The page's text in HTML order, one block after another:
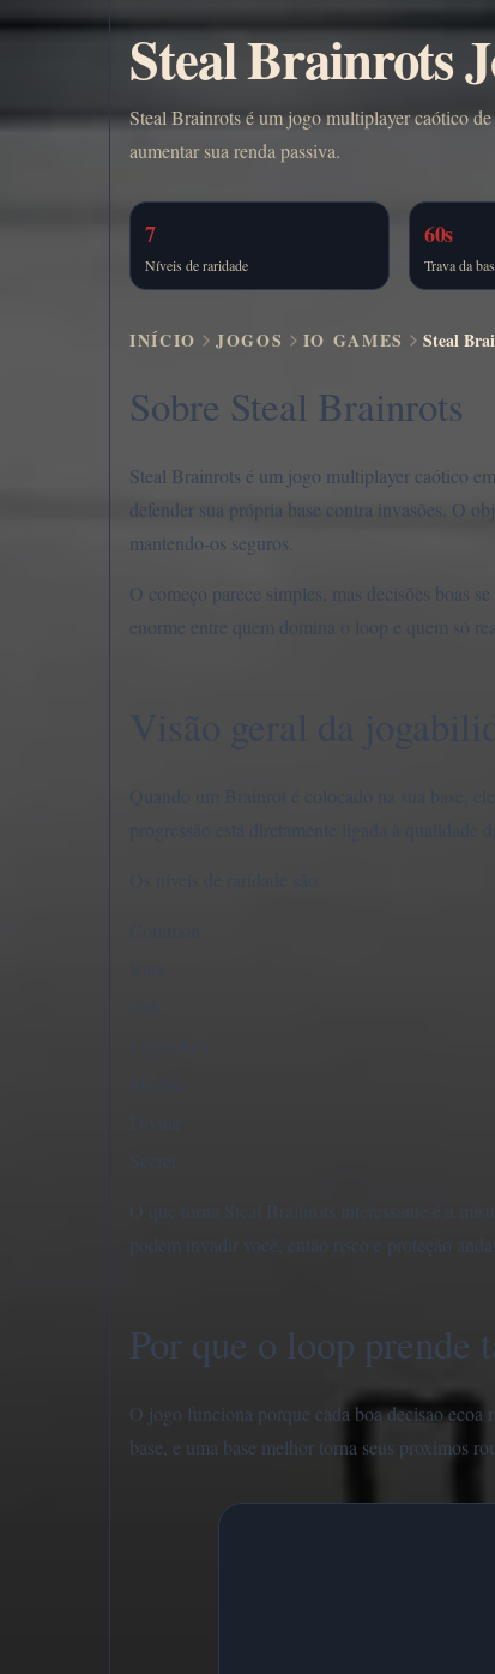
Steal Brainrots
Steal Brainrots é um jogo multiplayer caótico
aumentar sua renda passiva.
7
Níveis de raridade
60s
Trava da
INÍCIO JOGOS IO GAMES Steal
Sobre Steal Brainrots
Steal Brainrots é um jogo multiplayer caótico
defender sua própria base contra invasões. O
mantendo-os seguros.
O começo parece simples, mas decisões boas
enorme entre quem domina o loop e quem só
Visão geral da
Quando um Brainrot é colocado na sua base,
O que torna Steal Brainrots interessante é a
podem invadir você, então risco e proteção
Por que o loop prende
O jogo funciona porque cada boa decisao ecoa
base, e uma base melhor torna seus proximos